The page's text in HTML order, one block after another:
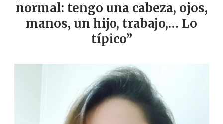
normal: tengo una cabeza, ojos,
manos, un hijo, trabajo,… Lo
típico”